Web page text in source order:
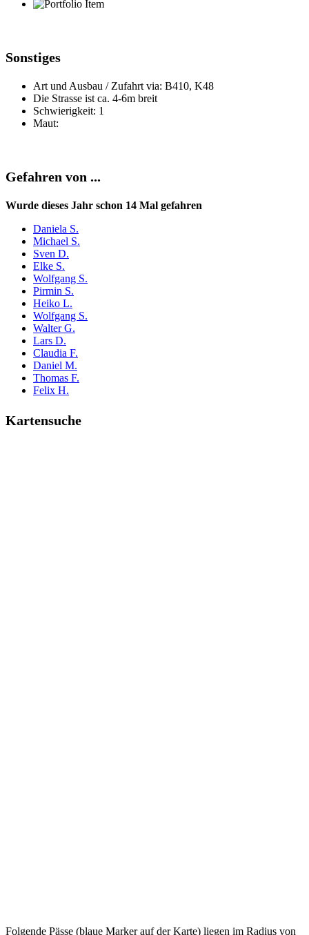
Sonstiges
Art und Ausbau / Zufahrt via: B410, K48
Die Strasse ist ca. 4-6m breit
Schwierigkeit: 1
Maut:
Gefahren von ...
Wurde dieses Jahr schon 14 Mal gefahren
Daniela S.
Michael S.
Sven D.
Elke S.
Wolfgang S.
Pirmin S.
Heiko L.
Wolfgang S.
Walter G.
Lars D.
Claudia F.
Daniel M.
Thomas F.
Felix H.
Kartensuche
Folgende Pässe (blaue Marker auf der Karte) liegen im Radius von